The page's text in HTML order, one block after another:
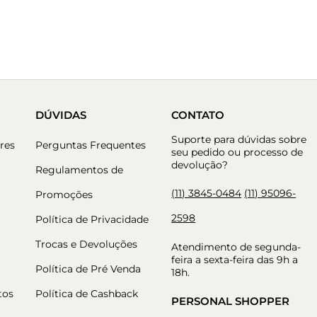
DÚVIDAS
Perguntas Frequentes
Regulamentos de
Promoções
Política de Privacidade
Trocas e Devoluções
Política de Pré Venda
Política de Cashback
CONTATO
Suporte para dúvidas sobre
seu pedido ou processo de
devolução?
(11) 3845-0484 (11) 95096-
2598
Atendimento de segunda-
feira a sexta-feira das 9h a
18h.
PERSONAL SHOPPER